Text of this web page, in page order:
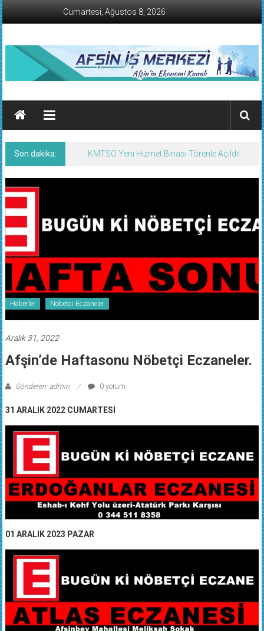
İçeriğe
geç
Cumartesi, Ağustos 8, 2026
AFŞİN
İŞ
MERKEZİ
Afşin'in
Ekonomi
Kanalı
Son dakika: KMTSO Yeni Hizmet Binası Törenle Açıldı!
Haberler Nöbetci Eczaneler
Aralık 31, 2022
Afşin’de Haftasonu Nöbetçi Eczaneler.
Gönderen: admin 0 yorum
31 ARALIK 2022 CUMARTESİ
01 ARALIK 2023 PAZAR